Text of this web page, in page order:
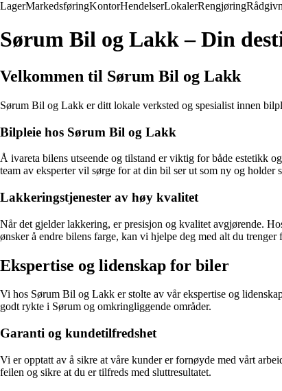
LagerMarkedsføringKontorHendelserLokalerRengjøring
Sørum Bil og Lakk – Din
Velkommen til Sørum Bil og Lakk
Sørum Bil og Lakk er ditt lokale verksted og spesialist innen
Bilpleie hos Sørum Bil og Lakk
Å ivareta bilens utseende og tilstand er viktig for både estetikk
team av eksperter vil sørge for at din bil ser ut som ny og holder
Lakkeringstjenester av høy kvalitet
Når det gjelder lakkering, er presisjon og kvalitet avgjørende.
ønsker å endre bilens farge, kan vi hjelpe deg med alt du
Ekspertise og lidenskap for biler
Vi hos Sørum Bil og Lakk er stolte av vår ekspertise og
godt rykte i Sørum og omkringliggende områder.
Garanti og kundetilfredshet
Vi er opptatt av å sikre at våre kunder er fornøyde med vårt
feilen og sikre at du er tilfreds med sluttresultatet.